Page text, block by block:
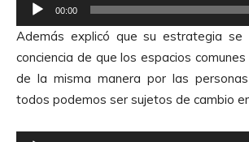
o
e
p
r
o
d
u
00:00
Además explicó que su estrategia se
conciencia de que los espacios
de la misma manera por las
todos podemos ser sujetos de cambio